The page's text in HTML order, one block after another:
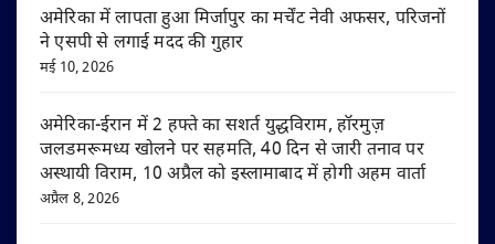
अमेरिका में लापता हुआ मिर्जापुर का मर्चेंट नेवी अफसर, परिजनों
ने एसपी से लगाई मदद की गुहार
मई 10, 2026
अमेरिका-ईरान में 2 हफ्ते का सशर्त युद्धविराम, हॉरमुज़
जलडमरूमध्य खोलने पर सहमति, 40 दिन से जारी तनाव पर
अस्थायी विराम, 10 अप्रैल को इस्लामाबाद में होगी अहम वार्ता
अप्रैल 8, 2026